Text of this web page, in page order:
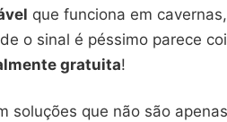
que funciona em
o sinal é péssimo parece
gratuita!
soluções que não são apenas